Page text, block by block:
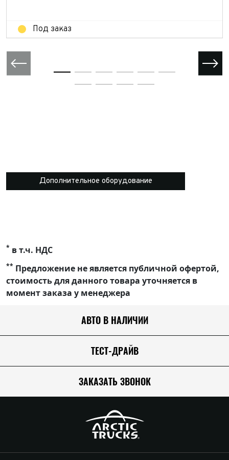
Под заказ
Дополнительное оборудование
* в т.ч. НДС
** Предложение не является публичной офертой,
стоимость для данного товара уточняется в
момент заказа у менеджера
АВТО В НАЛИЧИИ
ТЕСТ-ДРАЙВ
ЗАКАЗАТЬ ЗВОНОК